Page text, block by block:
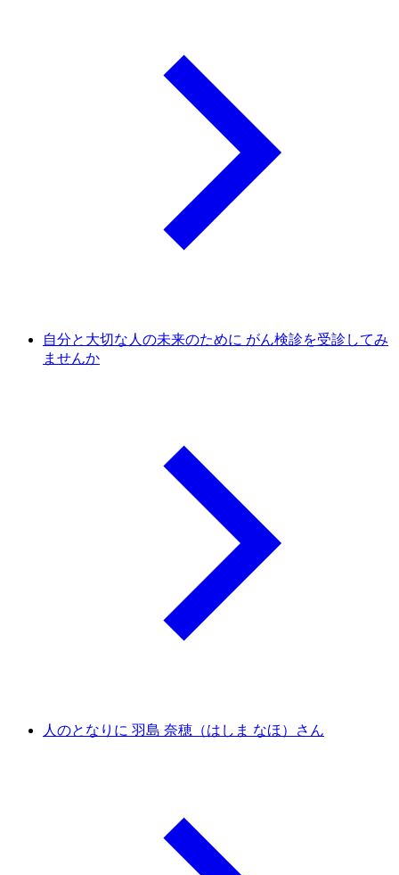
自分と大切な人の未来のために がん検診を受診してみ
ませんか
人のとなりに 羽島 奈穂（はしま なほ）さん